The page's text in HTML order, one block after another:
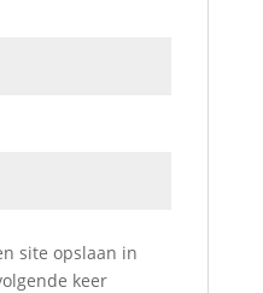
site opslaan in
keer